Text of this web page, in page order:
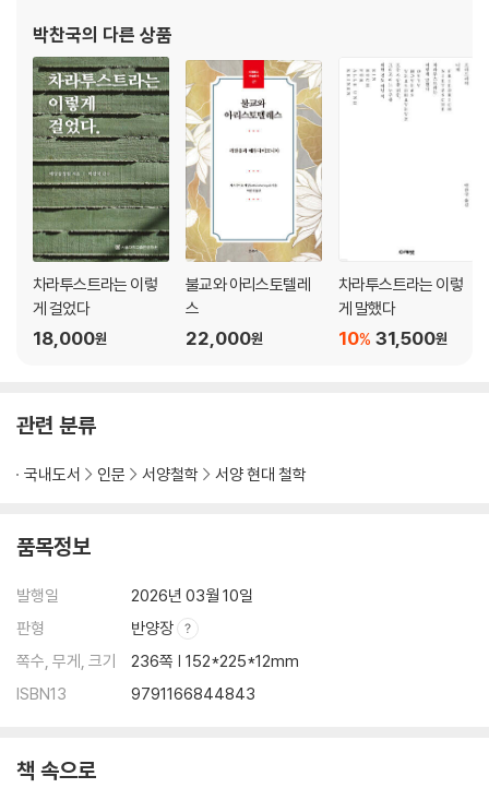
박찬국의 다른 상품
차라투스트라는 이렇
게 걸었다
18,000원
불교와 아리스토텔레
스
22,000원
차라투스트라는 이렇
게 말했다
31,500원
10%
관련 분류
국내도서 인문 서양철학 서양 현대 철학
품목정보
발행일
2026년 03월 10일
판형
반양장
쪽수, 무게, 크기
236쪽 | 152*225*12mm
ISBN13
9791166844843
책 속으로